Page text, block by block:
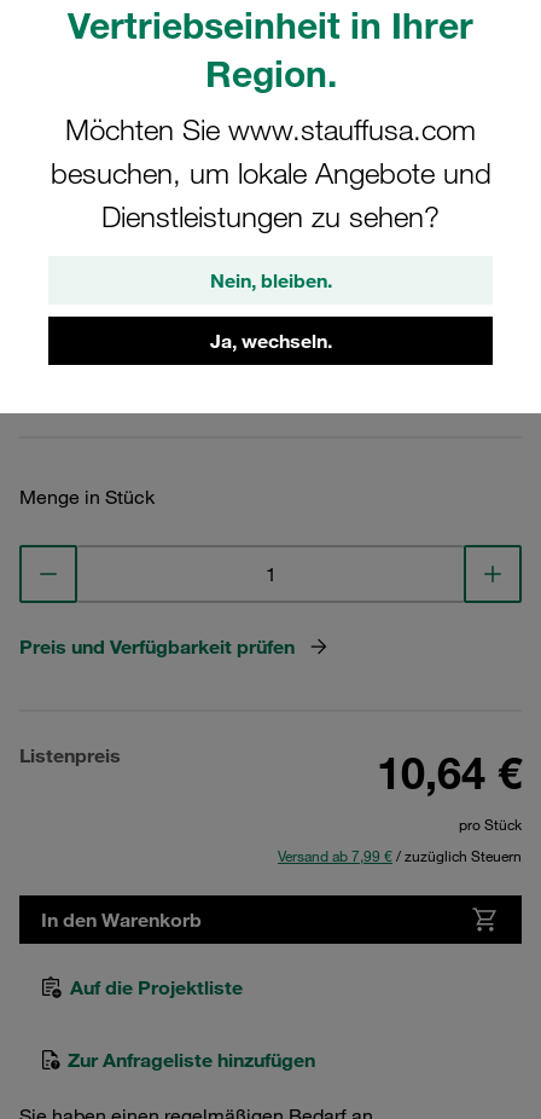
Vertriebseinheit in Ihrer
Region.
Möchten Sie www.stauffusa.com
besuchen, um lokale Angebote und
Dienstleistungen zu sehen?
Nein, bleiben.
Ja, wechseln.
Mehr anzeigen
Komplettschelle Standard-Baureihe Gr.
6 Ø22mm Polypropylen W10
Anschweißpl., kurz Deckpl., AS-
Schraube RI-Einsatz
Menge in Stück
Preis und Verfügbarkeit prüfen
Listenpreis 10,64 €
pro Stück
Versand ab 7,99 €/ zuzüglich Steuern
In den Warenkorb
Auf die Projektliste
Zur Anfrageliste hinzufügen